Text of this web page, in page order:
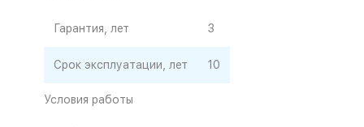
Гарантия, лет 3
Срок эксплуатации, лет 10
Условия работы